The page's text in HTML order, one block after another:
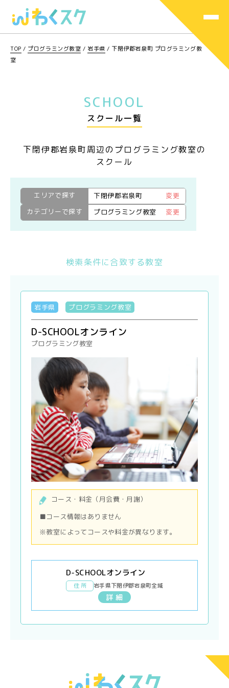
TOP / プログラミング教室 / 岩手県 / 下閉伊郡岩泉町 プログラミング教
室
SCHOOL
スクール一覧
下閉伊郡岩泉町周辺のプログラミング教室の
スクール
エリアで探す 下閉伊郡岩泉町
変更
カテゴリーで探す
プログラミング教室 変更
検索条件に合致する教室
岩手県 プログラミング教室
D-SCHOOLオンライン
プログラミング教室
コース・料金（月会費・月謝）
■コース情報はありません
※教室によってコースや料金が異なります。
D-SCHOOLオンライン
住 所 岩手県下閉伊郡岩泉町全域
詳 細